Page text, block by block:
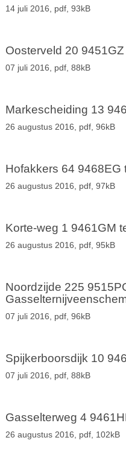
14 juli 2016, pdf, 93kB
Oosterveld 20
07 juli 2016, pdf, 88kB
Markescheiding 13
26 augustus 2016, pdf, 96kB
Hofakkers 64 9468EG
26 augustus 2016, pdf, 97kB
Korte-weg 1 9461GM
26 augustus 2016, pdf, 95kB
Noordzijde 225
07 juli 2016, pdf, 96kB
Spijkerboorsdijk 10
07 juli 2016, pdf, 88kB
Gasselterweg 4
26 augustus 2016, pdf, 102kB